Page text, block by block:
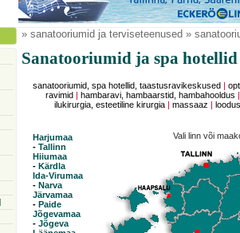
» sanatooriumid ja terviseteenused »
Sanatooriumid ja spa hotellid
sanatooriumid, spa hotellid, taastusravikeskused |
ravimid
hambaravi, hambaarstid, hambahooldus
ilukirurgia, esteetiline kirurgia| massaaz
Harjumaa
- Tallinn
Hiiumaa
- Kärdla
Ida-Virumaa
- Narva
Järvamaa
- Paide
Jõgevamaa
- Jõgeva
Vali linn või